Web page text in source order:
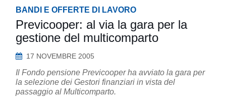
BANDI E OFFERTE DI LAVORO
Previcooper: al via la gara per la
gestione del multicomparto
17 NOVEMBRE 2005
Il Fondo pensione Previcooper ha avviato la gara per
la selezione dei Gestori finanziari in vista del
passaggio al Multicomparto.